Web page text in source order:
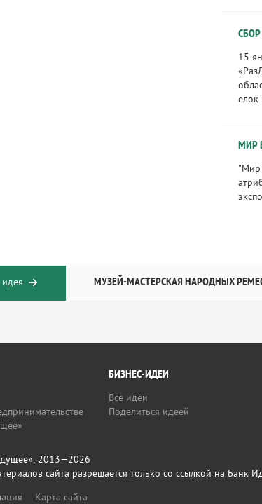
15
елок
МИР
"Мир
МУЗЕЙ-МАСТЕРСКАЯ НАРОДНЫХ
БИЗНЕС-ИДЕИ
Все идеи
Поделиться идеей
2013—2026
сайта разрешается только со ссылкой на Банк
Карта сайта